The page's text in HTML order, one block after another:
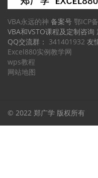
VBA永远的神 备案号 鄂ICP
VBA和VSTO课程及定制咨询
QQ交流群： 341401932 友
Excel880实例教学网
wps教程
网站地图
© 2022 郑广学 版权所有